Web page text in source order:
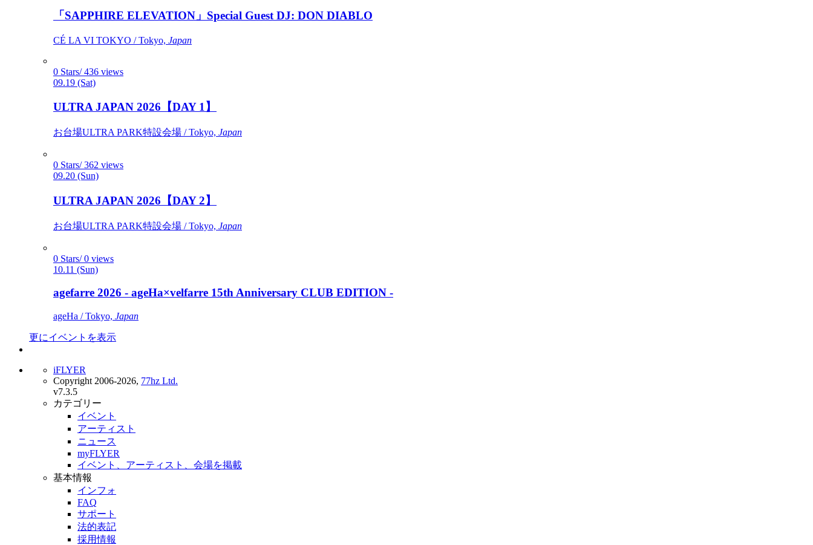
「SAPPHIRE ELEVATION」Special Guest DJ: DON DIABLO
CÉ LA VI TOKYO / Tokyo, Japan
0 Stars/ 436 views
09.19 (Sat)
ULTRA JAPAN 2026【DAY 1】
お台場ULTRA PARK特設会場 / Tokyo, Japan
0 Stars/ 362 views
09.20 (Sun)
ULTRA JAPAN 2026【DAY 2】
お台場ULTRA PARK特設会場 / Tokyo, Japan
0 Stars/ 0 views
10.11 (Sun)
agefarre 2026 - ageHa×velfarre 15th Anniversary CLUB EDITION -
ageHa / Tokyo, Japan
更にイベントを表示
iFLYER
Copyright 2006-2026, 77hz Ltd.
v7.3.5
カテゴリー
イベント
アーティスト
ニュース
myFLYER
イベント、アーティスト、会場を掲載
基本情報
インフォ
FAQ
サポート
法的表記
採用情報